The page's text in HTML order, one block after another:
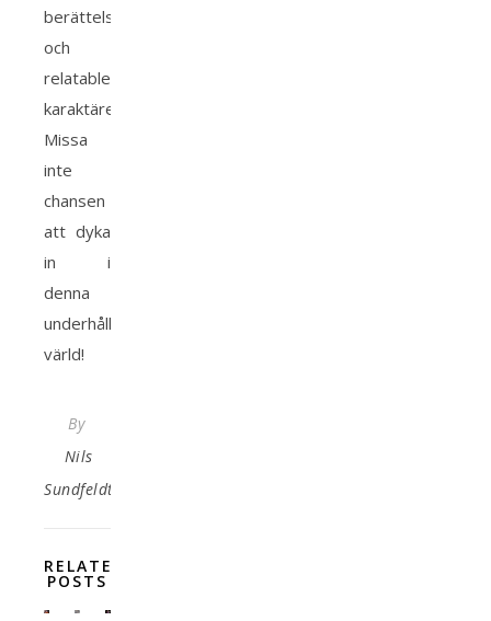
berättelse
och
relatable
karaktärer.
Missa
inte
chansen
att dyka
in i
denna
underhållande
värld!
By
Nils
Sundfeldt
RELATED
POSTS